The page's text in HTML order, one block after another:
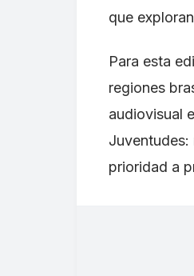
que
Para esta
regiones
audiovisual
Juventudes:
prioridad a